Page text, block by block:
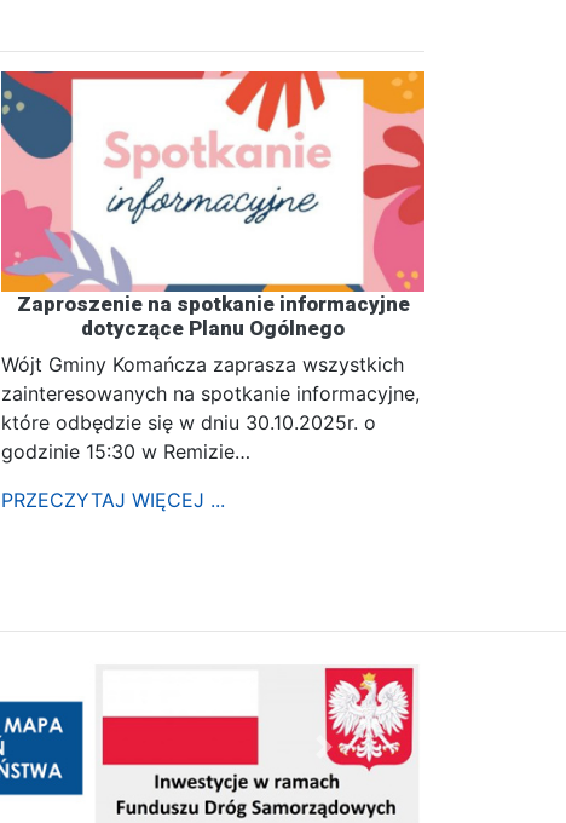
Zaproszenie na spotkanie informacyjne
dotyczące Planu Ogólnego
Wójt Gminy Komańcza zaprasza wszystkich
zainteresowanych na spotkanie informacyjne,
które odbędzie się w dniu 30.10.2025r. o
godzinie 15:30 w Remizie…
PRZECZYTAJ WIĘCEJ ...
Następny